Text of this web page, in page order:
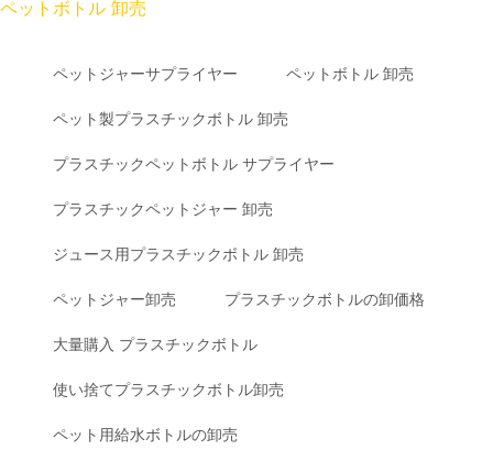
ペットボトル 卸売
ペットジャーサプライヤー ペットボトル 卸売
ペット製プラスチックボトル 卸売
プラスチックペットボトル サプライヤー
プラスチックペットジャー 卸売
ジュース用プラスチックボトル 卸売
ペットジャー卸売 プラスチックボトルの卸価格
大量購入 プラスチックボトル
使い捨てプラスチックボトル卸売
ペット用給水ボトルの卸売